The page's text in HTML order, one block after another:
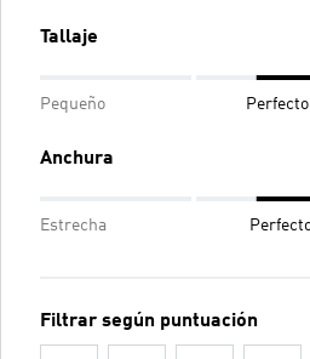
Tallaje
Pequeño Perfecto
Anchura
Estrecha
Filtrar según puntuación